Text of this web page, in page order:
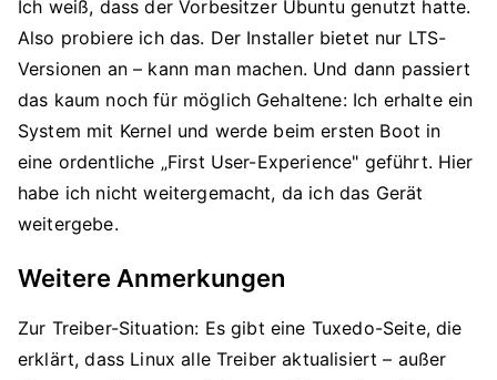
Ich weiß, dass der Vorbesitzer Ubuntu genutzt hatte.
Also probiere ich das. Der Installer bietet nur LTS-
Versionen an – kann man machen. Und dann passiert
das kaum noch für möglich Gehaltene: Ich erhalte ein
System mit Kernel und werde beim ersten Boot in
eine ordentliche „First User-Experience" geführt. Hier
habe ich nicht weitergemacht, da ich das Gerät
weitergebe.
Weitere Anmerkungen
Zur Treiber-Situation: Es gibt eine Tuxedo-Seite, die
erklärt, dass Linux alle Treiber aktualisiert – außer